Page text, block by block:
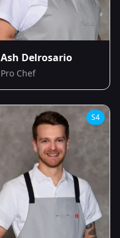
Ash Delrosario
Pro Chef
S4